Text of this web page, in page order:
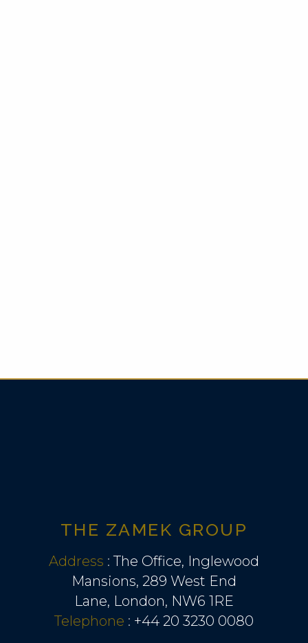
THE ZAMEK GROUP
Address :The Office, Inglewood
Mansions, 289 West End
Lane, London, NW6 1RE
Telephone : +44 20 3230 0080